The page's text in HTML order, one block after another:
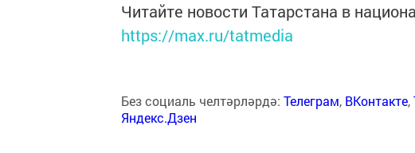
Читайте новости Татарстана в
https://max.ru/tatmedia
Без социаль челтәрләрдә: Телеграм, ВКонтакте,
Яндекс.Дзен